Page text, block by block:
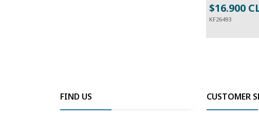
-
$16.900
KF26493
FIND US CUSTOMER